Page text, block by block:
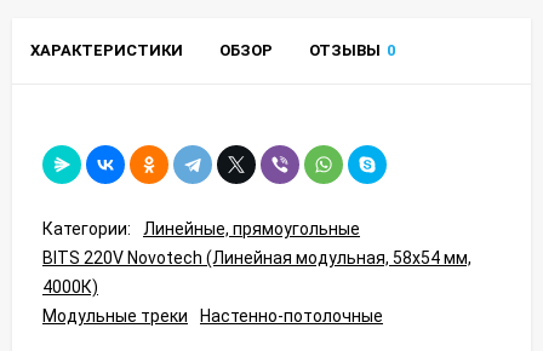
ХАРАКТЕРИСТИКИ ОБЗОР ОТЗЫВЫ 0
Категории:
Линейные, прямоугольные
BITS 220V Novotech (Линейная модульная, 58x54 мм,
4000К)
Модульные треки
Настенно-потолочные